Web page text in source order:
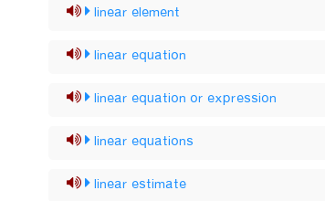
linear element
linear equation
linear equation or expression
linear equations
linear estimate